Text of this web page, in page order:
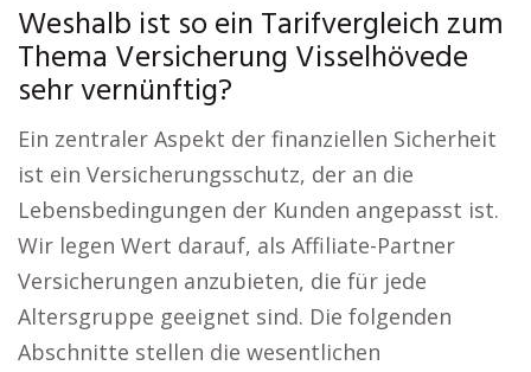
Weshalb ist so ein Tarifvergleich zum
Thema Versicherung Visselhövede
sehr vernünftig?
Ein zentraler Aspekt der finanziellen Sicherheit
ist ein Versicherungsschutz, der an die
Lebensbedingungen der Kunden angepasst ist.
Wir legen Wert darauf, als Affiliate-Partner
Versicherungen anzubieten, die für jede
Altersgruppe geeignet sind. Die folgenden
Abschnitte stellen die wesentlichen